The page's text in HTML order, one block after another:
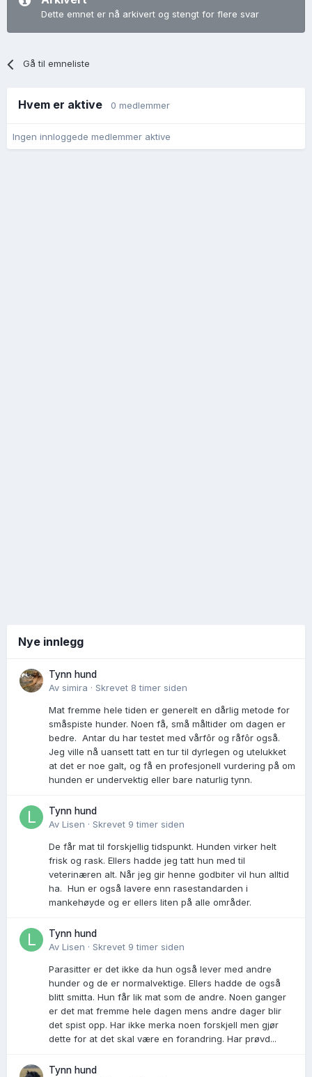
Dette emnet er nå arkivert og stengt for flere svar
Gå til emneliste
Hvem er aktive 0 medlemmer
Ingen innloggede medlemmer aktive
Nye innlegg
Tynn hund
Av simira · Skrevet 8 timer siden
Mat fremme hele tiden er generelt en dårlig metode for
småspiste hunder. Noen få, små måltider om dagen er
bedre. Antar du har testet med vårfôr og råfôr også.
Jeg ville nå uansett tatt en tur til dyrlegen og utelukket
at det er noe galt, og få en profesjonell vurdering på om
hunden er undervektig eller bare naturlig tynn.
Tynn hund
Av Lisen · Skrevet 9 timer siden
De får mat til forskjellig tidspunkt. Hunden virker helt
frisk og rask. Ellers hadde jeg tatt hun med til
veterinæren alt. Når jeg gir henne godbiter vil hun alltid
ha. Hun er også lavere enn rasestandarden i
mankehøyde og er ellers liten på alle områder.
Tynn hund
Av Lisen · Skrevet 9 timer siden
Parasitter er det ikke da hun også lever med andre
hunder og de er normalvektige. Ellers hadde de også
blitt smitta. Hun får lik mat som de andre. Noen ganger
er det mat fremme hele dagen mens andre dager blir
det spist opp. Har ikke merka noen forskjell men gjør
dette for at det skal være en forandring. Har prøvd...
Tynn hund